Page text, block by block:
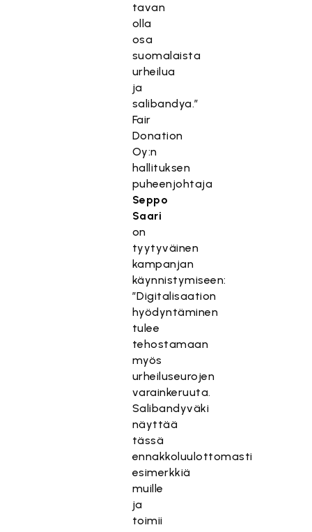
tavan
olla
osa
suomalaista
urheilua
ja
salibandya.”
Fair
Donation
Oy:n
hallituksen
puheenjohtaja
Seppo
Saari
on
tyytyväinen
kampanjan
käynnistymiseen:
”Digitalisaation
hyödyntäminen
tulee
tehostamaan
myös
urheiluseurojen
varainkeruuta.
Salibandyväki
näyttää
tässä
ennakkoluulottomasti
esimerkkiä
muille
ja
toimii